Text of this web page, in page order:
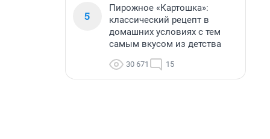
5
Пирожное «Картошка»:
классический рецепт в
домашних условиях с тем
самым вкусом из детства
30 671 15